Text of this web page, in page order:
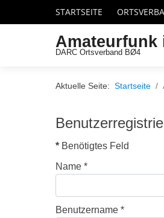
STARTSEITE
Amateurfunk
DARC Ortsverband BØ4
Aktuelle Seite: Startseite
* Benötigtes Feld
Name *
Benutzername *